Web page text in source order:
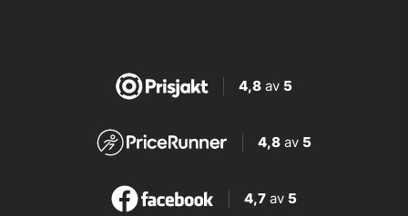
4,8av 5
4,8 av 5
4,7 av 5